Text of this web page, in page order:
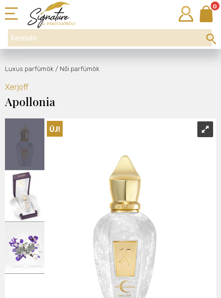
0
Luxus parfümök / Női parfümök
Xerjoff
Apollonia